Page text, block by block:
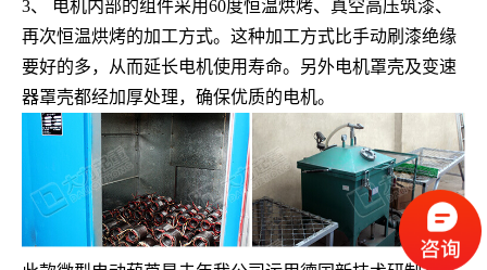
3、 电机内部的组件采用60度恒温烘烤、真空高压筑漆、
再次恒温烘烤的加工方式。这种加工方式比手动刷漆绝缘
要好的多，从而延长电机使用寿命。另外电机罩壳及变速
器罩壳都经加厚处理，确保优质的电机。